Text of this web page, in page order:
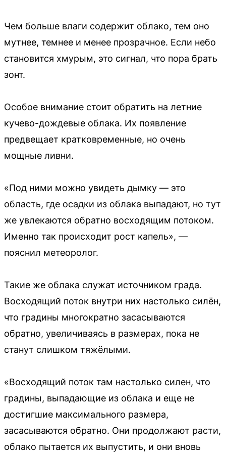
Чем больше влаги содержит облако, тем оно
мутнее, темнее и менее прозрачное. Если небо
становится хмурым, это сигнал, что пора брать
зонт.
Особое внимание стоит обратить на летние
кучево-дождевые облака. Их появление
предвещает кратковременные, но очень
мощные ливни.
«Под ними можно увидеть дымку — это
область, где осадки из облака выпадают, но тут
же увлекаются обратно восходящим потоком.
Именно так происходит рост капель», —
пояснил метеоролог.
Такие же облака служат источником града.
Восходящий поток внутри них настолько силён,
что градины многократно засасываются
обратно, увеличиваясь в размерах, пока не
станут слишком тяжёлыми.
«Восходящий поток там настолько силен, что
градины, выпадающие из облака и еще не
достигшие максимального размера,
засасываются обратно. Они продолжают расти,
облако пытается их выпустить, и они вновь